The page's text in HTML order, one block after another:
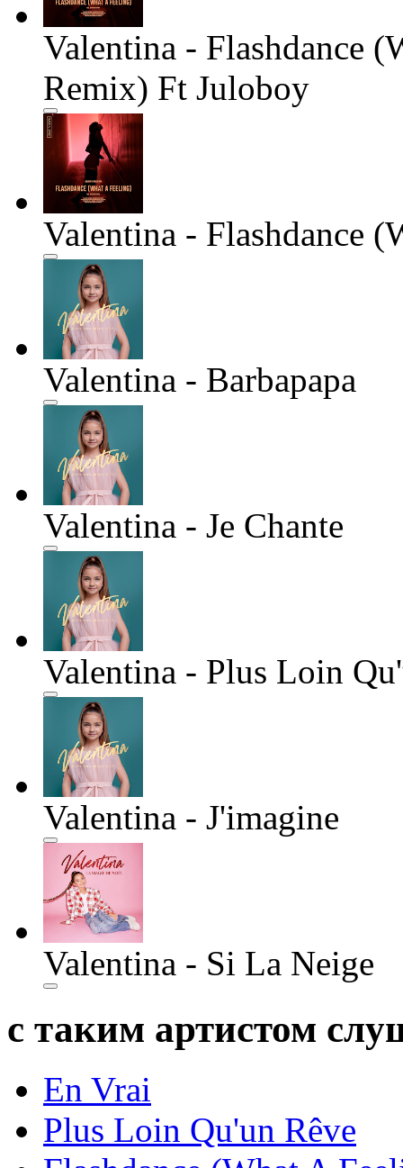
Valentina - Flashdance
Remix) Ft Juloboy
Valentina - Flashdance
Valentina - Barbapapa
Valentina - Je Chante
Valentina - Plus Loin
Valentina - J'imagine
Valentina - Si La Neige
с таким артистом
En Vrai
Plus Loin Qu'un Rêve